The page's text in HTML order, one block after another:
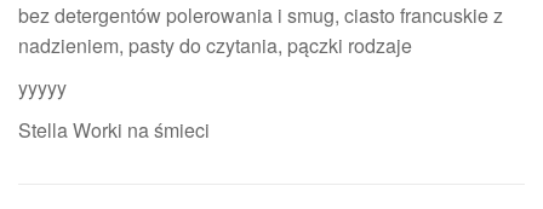
bez detergentów polerowania i smug, ciasto francuskie z
nadzieniem, pasty do czytania, pączki rodzaje
yyyyy
Stella Worki na śmieci